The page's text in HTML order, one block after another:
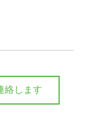
絡します